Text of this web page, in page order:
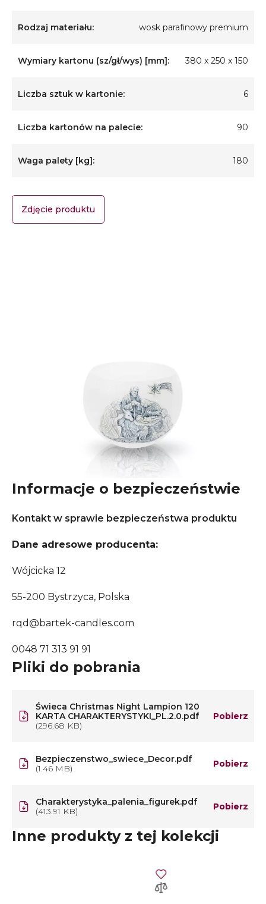
Rodzaj materiału: wosk parafinowy premium
Wymiary kartonu (sz/gł/wys) [mm]: 380 x 250 x 150
Liczba sztuk w kartonie: 6
Liczba kartonów na palecie: 90
Waga palety [kg]: 180
Zdjęcie produktu
Informacje o bezpieczeństwie
Kontakt w sprawie bezpieczeństwa produktu
Dane adresowe producenta:
Wójcicka 12
55-200 Bystrzyca, Polska
rqd@bartek-candles.com
0048 71 313 91 91
Pliki do pobrania
Świeca Christmas Night Lampion 120
KARTA CHARAKTERYSTYKI_PL.2.0.pdf
(296.68 KB)
Pobierz
Bezpieczenstwo_swiece_Decor.pdf
(1.46 MB)
Pobierz
Charakterystyka_palenia_figurek.pdf
(413.91 KB)
Pobierz
Inne produkty z tej kolekcji